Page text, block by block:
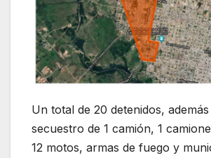
Un total de 20 detenidos,
secuestro de 1 camión, 1
12 motos, armas de fuego y